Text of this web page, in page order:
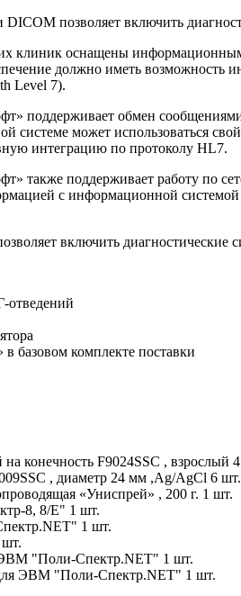
позволяет включить
клиник оснащены
должно иметь
Level 7).
поддерживает обмен
системе может использоваться
интеграцию по протоколу HL7.
также поддерживает работу по
с информационной
включить
отведений
базовом комплекте поставки
конечность F9024SSC , взрослый
, диаметр 24 мм ,Ag/AgCl 6 шт.
«Униспрей» , 200 г. 1 шт.
8, 8/Е" 1 шт.
1 шт.
"Поли-Спектр.NET" 1 шт.
ЭВМ "Поли-Спектр.NET" 1 шт.